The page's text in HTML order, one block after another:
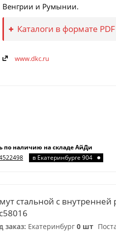
Венгрии и Румынии.
Каталоги в формате PDF
www.dkc.ru
по наличию на складе АйДи
в Екатеринбурге 904
стальной с
заказ: Екатеринбург 0 шт